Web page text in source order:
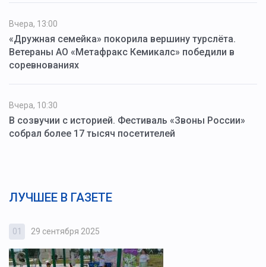
Вчера, 13:00
«Дружная семейка» покорила вершину турслёта.
Ветераны АО «Метафракс Кемикалс» победили в
соревнованиях
Вчера, 10:30
В созвучии с историей. Фестиваль «Звоны России»
собрал более 17 тысяч посетителей
ЛУЧШЕЕ В ГАЗЕТЕ
01 29 сентября 2025